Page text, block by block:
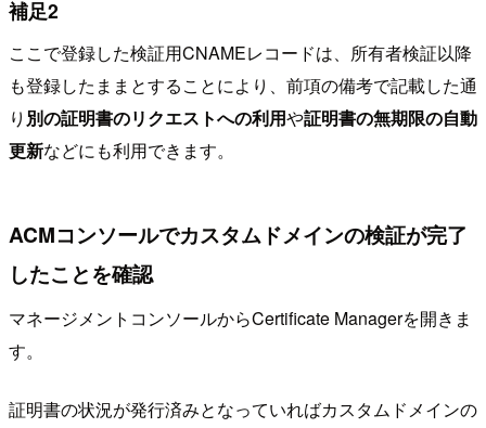
補足2
ここで登録した検証用CNAMEレコードは、所有者検証以降
も登録したままとすることにより、前項の備考で記載した通
り 別の証明書のリクエストへの利用や証明書の無期限の自動
更新などにも利用できます。
ACMコンソールでカスタムドメインの検証が完了
したことを確認
マネージメントコンソールからCertificate Managerを開きま
す。
証明書の状況が発行済みとなっていればカスタムドメインの